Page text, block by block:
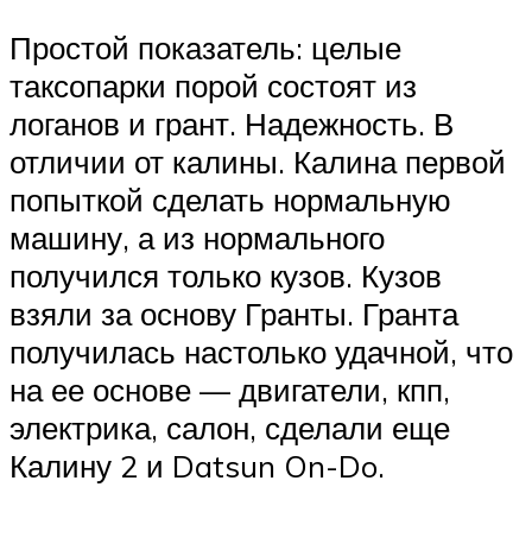
Простой показатель: целые
таксопарки порой состоят из
логанов и грант. Надежность. В
отличии от калины. Калина первой
попыткой сделать нормальную
машину, а из нормального
получился только кузов. Кузов
взяли за основу Гранты. Гранта
получилась настолько удачной, что
на ее основе — двигатели, кпп,
электрика, салон, сделали еще
Калину 2 и Datsun On-Do.